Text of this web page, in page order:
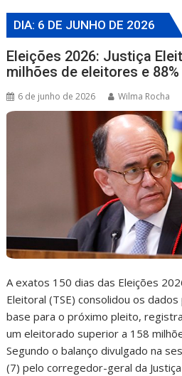
DIA: 6 DE JUNHO DE 2026
Eleições 2026: Justiça
milhões de eleitores e
6 de junho de 2026 Wilma Rocha
A exatos 150 dias das Eleições
Eleitoral (TSE) consolidou os
base para o próximo pleito,
um eleitorado superior a 158
Segundo o balanço divulgado na
(7) pelo corregedor-geral da